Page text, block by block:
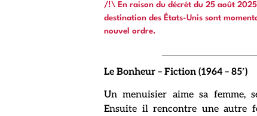
/!\ En raison du décrét du 25 août
destination des États-Unis sont
nouvel ordre.
Le Bonheur – Fiction (1964 – 85′)
Un menuisier aime sa femme,
Ensuite il rencontre une autre